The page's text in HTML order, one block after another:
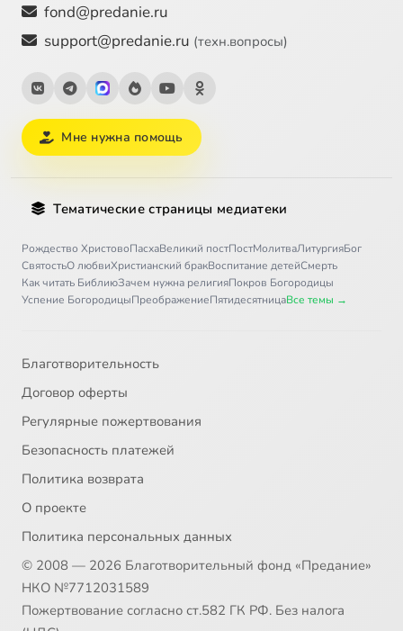
fond@predanie.ru
support@predanie.ru (техн.вопросы)
Мне нужна помощь
Тематические страницы медиатеки
Рождество ХристовоПасхаВеликий постПостМолитваЛитургияБог
СвятостьО любвиХристианский бракВоспитание детейСмерть
Как читать БиблиюЗачем нужна религияПокров Богородицы
Успение БогородицыПреображениеПятидесятницаВсе темы →
Благотворительность
Договор оферты
Регулярные пожертвования
Безопасность платежей
Политика возврата
О проекте
Политика персональных данных
© 2008 — 2026 Благотворительный фонд «Предание»
НКО №7712031589
Пожертвование согласно ст.582 ГК РФ. Без налога